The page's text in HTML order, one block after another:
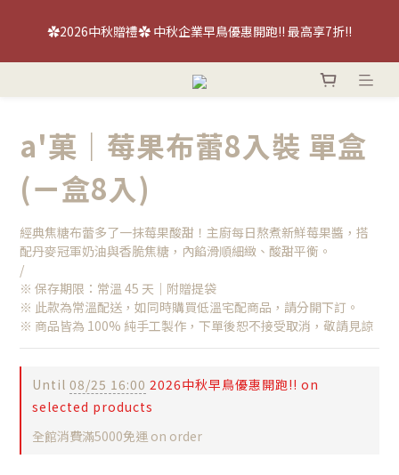
【喜餅優惠】免費『台北/台中』喜餅現場品鑑試吃～立即預約！
✿2026中秋贈禮✿ 中秋企業早鳥優惠開跑!! 最高享7折!!
【喜餅優惠】免費『台北/台中』喜餅現場品鑑試吃～立即預約！
a'菓｜莓果布蕾8入裝 單盒
(ㄧ盒8入)
經典焦糖布蕾多了一抹莓果酸甜！主廚每日熬煮新鮮莓果醬，搭
配丹麥冠軍奶油與香脆焦糖，內餡滑順細緻、酸甜平衡。
/
※ 保存期限：常溫 45 天｜附贈提袋
※ 此款為常溫配送，如同時購買低溫宅配商品，請分開下訂。
※ 商品皆為 100% 純手工製作，下單後恕不接受取消，敬請見諒
Until 08/25 16:00 2026中秋早鳥優惠開跑!! on
selected products
全館消費滿5000免運 on order